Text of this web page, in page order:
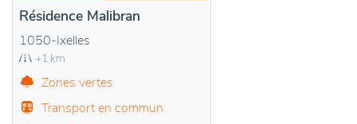
Résidence Malibran
1050-Ixelles
+1 km
Zones vertes
Transport en commun